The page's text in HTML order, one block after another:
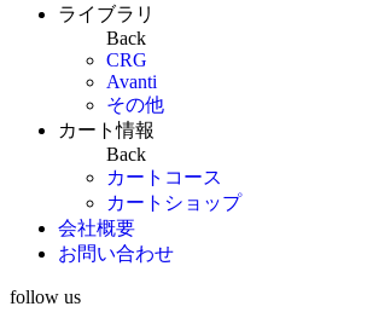
ライブラリ
Back
CRG
Avanti
その他
カート情報
Back
カートコース
カートショップ
会社概要
お問い合わせ
follow us